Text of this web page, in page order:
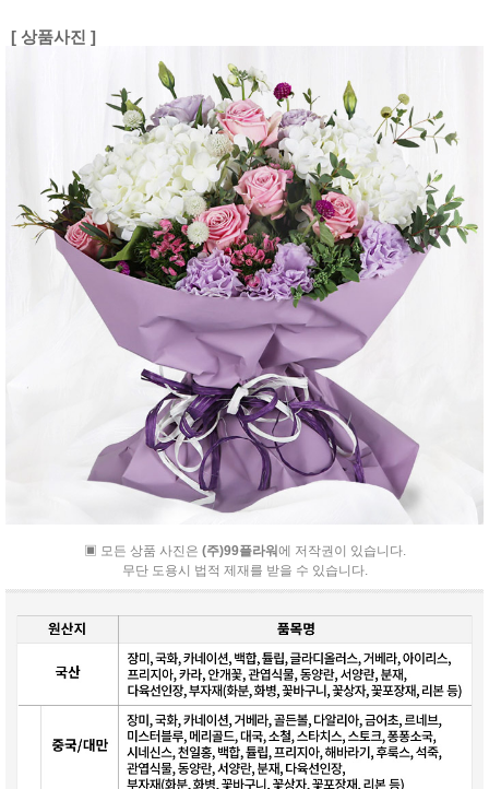
[ 상품사진 ]
▣ 모든 상품 사진은 (주)99플라워에 저작권이 있습니다.
무단 도용시 법적 제재를 받을 수 있습니다.